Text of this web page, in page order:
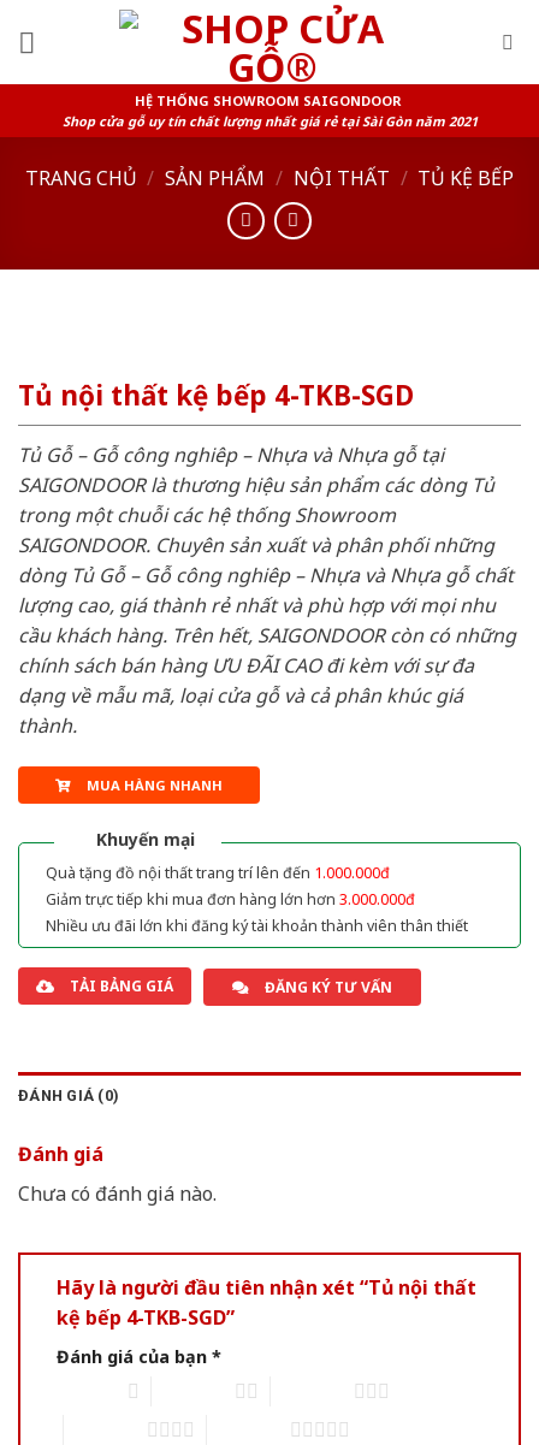
HỆ THỐNG SHOWROOM SAIGONDOOR
Shop cửa gỗ uy tín chất lượng nhất giá rẻ tại Sài Gòn năm 2021
TRANG CHỦ / SẢN PHẨM / NỘI THẤT / TỦ KỆ BẾP
Tủ nội thất kệ bếp 4-TKB-SGD
Tủ Gỗ – Gỗ công nghiêp – Nhựa và Nhựa gỗ tại
SAIGONDOOR là thương hiệu sản phẩm các dòng Tủ
trong một chuỗi các hệ thống Showroom
SAIGONDOOR. Chuyên sản xuất và phân phối những
dòng Tủ Gỗ – Gỗ công nghiêp – Nhựa và Nhựa gỗ chất
lượng cao, giá thành rẻ nhất và phù hợp với mọi nhu
cầu khách hàng. Trên hết, SAIGONDOOR còn có những
chính sách bán hàng ƯU ĐÃI CAO đi kèm với sự đa
dạng về mẫu mã, loại cửa gỗ và cả phân khúc giá
thành.
MUA HÀNG NHANH
Khuyến mại
Quà tặng đồ nội thất trang trí lên đến 1.000.000đ
Giảm trực tiếp khi mua đơn hàng lớn hơn 3.000.000đ
Nhiều ưu đãi lớn khi đăng ký tài khoản thành viên thân thiết
TẢI BẢNG GIÁ ĐĂNG KÝ TƯ VẤN
ĐÁNH GIÁ (0)
Đánh giá
Chưa có đánh giá nào.
Hãy là người đầu tiên nhận xét “Tủ nội thất
kệ bếp 4-TKB-SGD”
Đánh giá của bạn *